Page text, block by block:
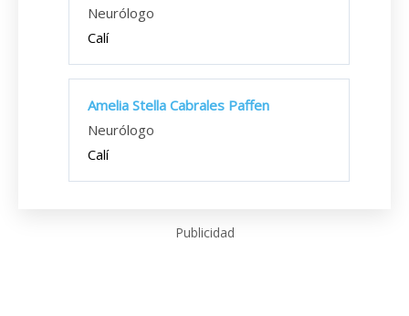
Neurólogo
Calí
Amelia Stella Cabrales Paffen
Neurólogo
Calí
Publicidad